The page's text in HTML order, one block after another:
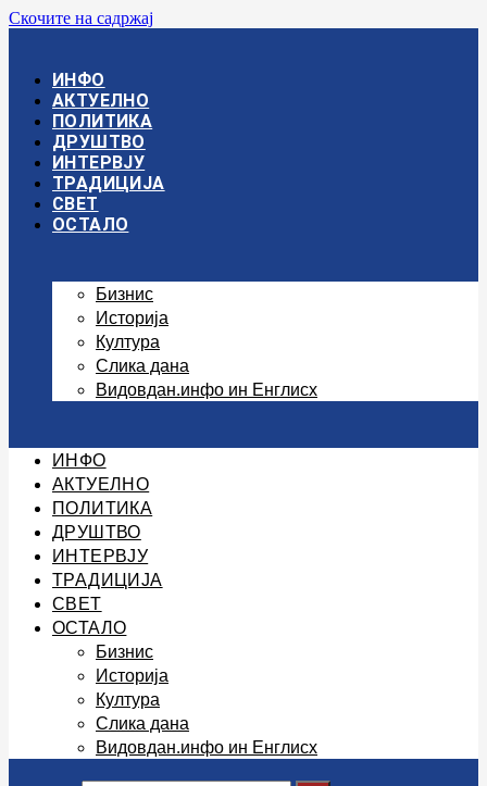
Скочите на садржај
ИНФО
АКТУЕЛНО
ПОЛИТИКА
ДРУШТВО
ИНТЕРВЈУ
ТРАДИЦИЈА
СВЕТ
ОСТАЛО
Бизнис
Историја
Култура
Слика дана
Видовдан.инфо ин Енглисх
ИНФО
АКТУЕЛНО
ПОЛИТИКА
ДРУШТВО
ИНТЕРВЈУ
ТРАДИЦИЈА
СВЕТ
ОСТАЛО
Бизнис
Историја
Култура
Слика дана
Видовдан.инфо ин Енглисх